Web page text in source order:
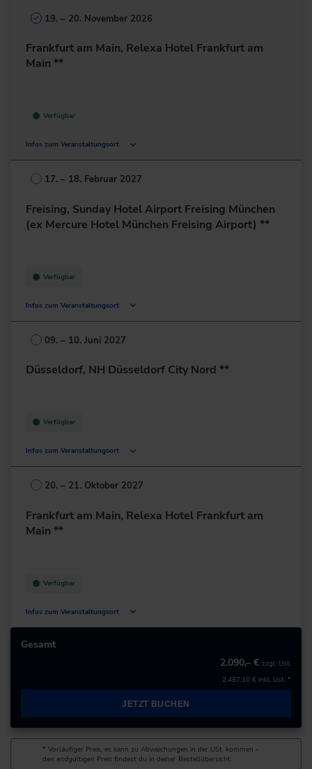
19. – 20. November 2026
Frankfurt am Main, Relexa Hotel Frankfurt am
Main **
Verfügbar
Infos zum Veranstaltungsort
Lurgiallee 2
60439 Frankfurt am Main
+49 69/95778-0
17. – 18. Februar 2027
Freising, Sunday Hotel Airport Freising München
(ex Mercure Hotel München Freising Airport) **
Verfügbar
Infos zum Veranstaltungsort
Dr.-von-Daller-Str. 1-3
85356 Freising
09. – 10. Juni 2027
Düsseldorf, NH Düsseldorf City Nord **
Verfügbar
Infos zum Veranstaltungsort
Münsterstr. 232-238
40470 Düsseldorf
+49 211/239486-0
20. – 21. Oktober 2027
Frankfurt am Main, Relexa Hotel Frankfurt am
Main **
Verfügbar
Infos zum Veranstaltungsort
Lurgiallee 2
60439 Frankfurt am Main
+49 69/95778-0
Gesamt
2.090,– € zzgl. Ust.
2.487,10 € inkl. Ust. *
JETZT BUCHEN
* Vorläufiger Preis, es kann zu Abweichungen in der USt. kommen -
den endgültigen Preis findest du in deiner Bestellübersicht.